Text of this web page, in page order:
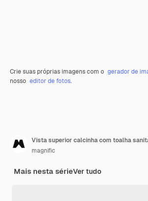
Crie suas próprias imagens com o gerador de
nosso editor de fotos.
Vista superior calcinha com toalha
magnific
Mais nesta sérieVer tudo